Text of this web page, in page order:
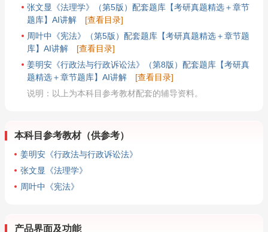
张文显《法理学》（第5版）配套题库【考研真题精选＋章节
题库】AI讲解
[查看目录]
周叶中《宪法》（第5版）配套题库【考研真题精选＋章节题
库】AI讲解
[查看目录]
姜明安《行政法与行政诉讼法》（第8版）配套题库【考研真
题精选＋章节题库】AI讲解
[查看目录]
说明：以上为本科目参考教材配套的辅导资料。
本科目参考教材（供参考）
姜明安《行政法与行政诉讼法》
张文显《法理学》
周叶中《宪法》
产品界面及功能